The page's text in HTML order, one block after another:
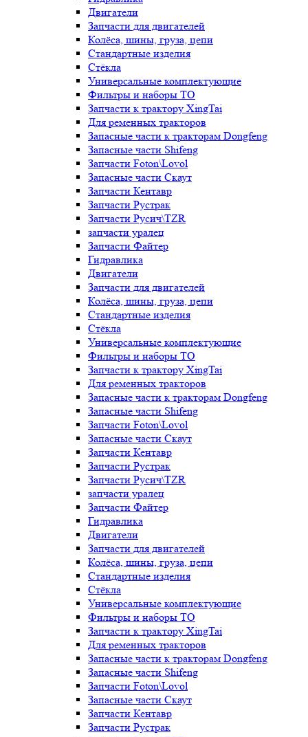
Двигатели
Запчасти для двигателей
Колёса, шины, груза, цепи
Стандартные изделия
Стёкла
Универсальные комплектующие
Фильтры и наборы ТО
Запчасти к трактору XingTai
Для ременных тракторов
Запасные части к тракторам Dongfeng
Запасные части Shifeng
Запчасти Foton\Lovol
Запасные части Скаут
Запчасти Кентавр
Запчасти Рустрак
Запчасти Русич\TZR
запчасти уралец
Запчасти Файтер
Гидравлика
Двигатели
Запчасти для двигателей
Колёса, шины, груза, цепи
Стандартные изделия
Стёкла
Универсальные комплектующие
Фильтры и наборы ТО
Запчасти к трактору XingTai
Для ременных тракторов
Запасные части к тракторам Dongfeng
Запасные части Shifeng
Запчасти Foton\Lovol
Запасные части Скаут
Запчасти Кентавр
Запчасти Рустрак
Запчасти Русич\TZR
запчасти уралец
Запчасти Файтер
Гидравлика
Двигатели
Запчасти для двигателей
Колёса, шины, груза, цепи
Стандартные изделия
Стёкла
Универсальные комплектующие
Фильтры и наборы ТО
Запчасти к трактору XingTai
Для ременных тракторов
Запасные части к тракторам Dongfeng
Запасные части Shifeng
Запчасти Foton\Lovol
Запасные части Скаут
Запчасти Кентавр
Запчасти Рустрак